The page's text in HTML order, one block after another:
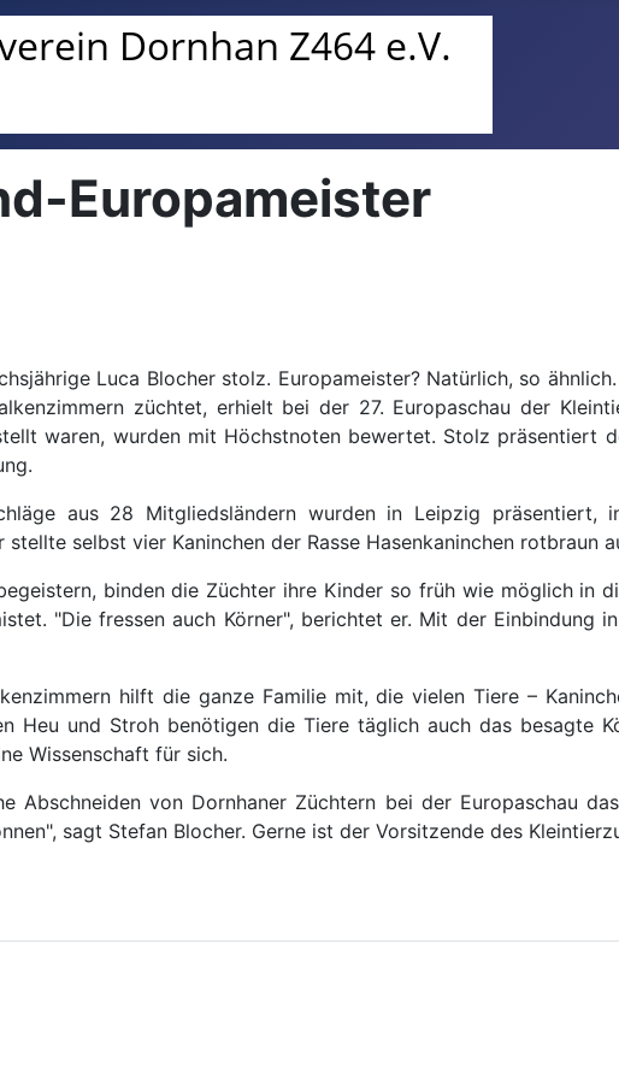
Europameister
Luca Blocher stolz. Europameister? Natürlich, so
züchtet, erhielt bei der 27. Europaschau der
waren, wurden mit Höchstnoten bewertet. Stolz präsentiert
aus 28 Mitgliedsländern wurden in Leipzig
selbst vier Kaninchen der Rasse Hasenkaninchen rotbraun
binden die Züchter ihre Kinder so früh wie möglich in
"Die fressen auch Körner", berichtet er. Mit der Einbindung
hilft die ganze Familie mit, die vielen Tiere –
Heu und Stroh benötigen die Tiere täglich auch das besagte
Wissenschaft für sich.
von Dornhaner Züchtern bei der Europaschau
sagt Stefan Blocher. Gerne ist der Vorsitzende des